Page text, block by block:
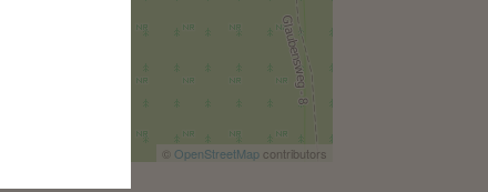
© OpenStreetMap contributors